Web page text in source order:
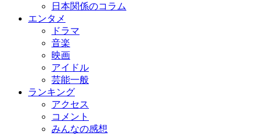
日本関係のコラム
エンタメ
ドラマ
音楽
映画
アイドル
芸能一般
ランキング
アクセス
コメント
みんなの感想